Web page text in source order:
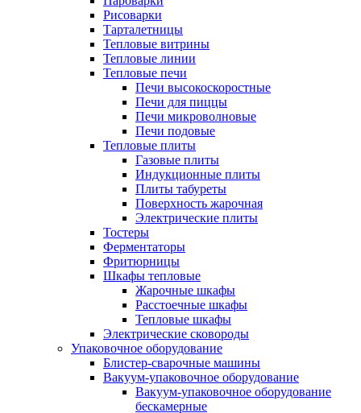
Рисоварки
Тарталетницы
Тепловые витрины
Тепловые линии
Тепловые печи
Печи высокоскоростные
Печи для пиццы
Печи микроволновые
Печи подовые
Тепловые плиты
Газовые плиты
Индукционные плиты
Плиты табуреты
Поверхность жарочная
Электрические плиты
Тостеры
Ферментаторы
Фритюрницы
Шкафы тепловые
Жарочные шкафы
Расстоечные шкафы
Тепловые шкафы
Электрические сковороды
Упаковочное оборудование
Блистер-сварочные машины
Вакуум-упаковочное оборудование
Вакуум-упаковочное оборудование
беcкамерные